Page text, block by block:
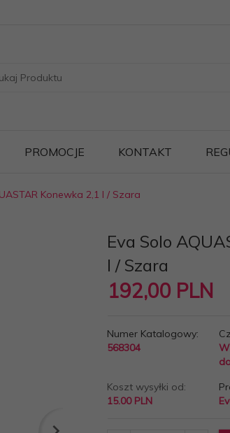
PROMOCJE KONTAKT
Konewka 2,1 l / Szara
Eva Solo
l / Szara
192,00 PLN
Numer Katalogowy:
568304
Koszt wysyłki od:
15.00 PLN